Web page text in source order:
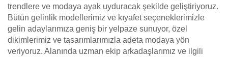
trendlere ve modaya ayak uyduracak şekilde geliştiriyoruz.
Bütün gelinlik modellerimiz ve kıyafet seçeneklerimizle
gelin adaylarımıza geniş bir yelpaze sunuyor, özel
dikimlerimiz ve tasarımlarımızla adeta modaya yön
veriyoruz. Alanında uzman ekip arkadaşlarımız ve ilgili